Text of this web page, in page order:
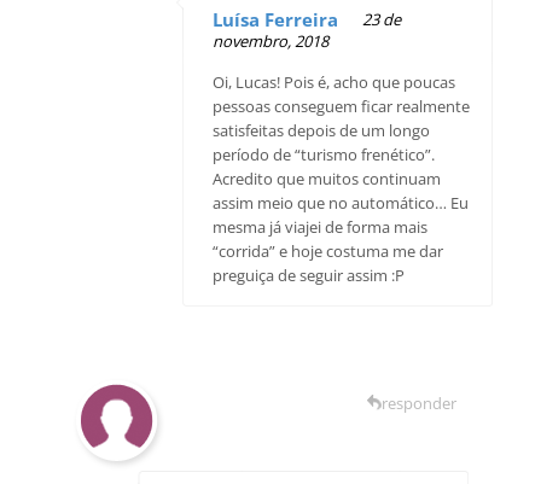
Luísa Ferreira
23 de
novembro, 2018
Oi, Lucas! Pois é, acho que poucas
pessoas conseguem ficar realmente
satisfeitas depois de um longo
período de “turismo frenético”.
Acredito que muitos continuam
assim meio que no automático… Eu
mesma já viajei de forma mais
“corrida” e hoje costuma me dar
preguiça de seguir assim :P
responder